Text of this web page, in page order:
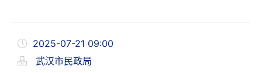
2025-07-21 09:00
武汉市民政局